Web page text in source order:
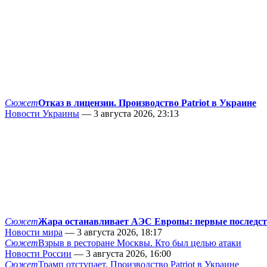
СюжетОтказ в лицензии. Производство Patriot в Украине
Новости Украины — 3 августа 2026, 23:13
СюжетЖара останавливает АЭС Европы: первые
Новости мира — 3 августа 2026, 18:17
СюжетВзрыв в ресторане Москвы. Кто был целью атаки
Новости России — 3 августа 2026, 16:00
СюжетТрамп отступает. Производство Patriot в Украине